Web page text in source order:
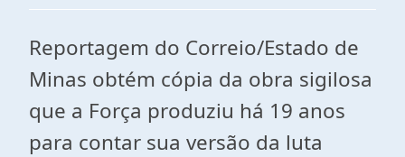
Reportagem do Correio/Estado de
Minas obtém cópia da obra sigilosa
que a Força produziu há 19 anos
para contar sua versão da luta